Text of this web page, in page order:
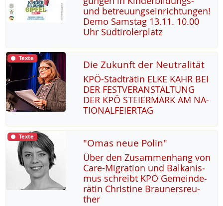
und be­t­reu­ung­s­ein­rich­tun­gen!
De­mo Sams­tag 13.11. 10.00
Uhr Süd­t­i­ro­ler­platz
Texte Die Zukunft der Neutralität
KPÖ-Stadträ­tin EL­KE KAHR BEI
DER FEST­VER­AN­STAL­TUNG
DER KPÖ STEI­ER­MARK AM NA­
TIO­NAL­FEI­ER­TAG
Texte "Omas neue Polin"
Über den Zu­sam­men­hang von
Ca­re-Mi­g­ra­ti­on und Bal­ka­nis­
mus sch­reibt KPÖ Ge­mein­de­
rä­tin Chris­ti­ne Brau­n­ers­reu­
ther